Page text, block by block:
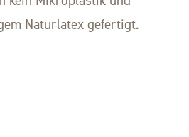
Naturlatex gefertigt.